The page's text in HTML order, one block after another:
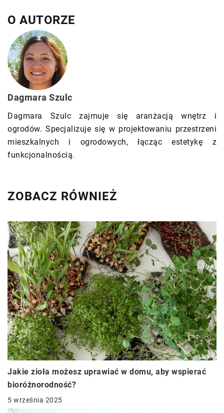
O AUTORZE
Dagmara Szulc
Dagmara Szulc zajmuje się aranżacją wnętrz i
ogrodów. Specjalizuje się w projektowaniu przestrzeni
mieszkalnych i ogrodowych, łącząc estetykę z
funkcjonalnością.
ZOBACZ RÓWNIEŻ
Jakie zioła możesz uprawiać w domu, aby wspierać
bioróżnorodność?
5 września 2025